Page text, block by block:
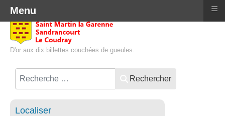
D'or aux dix billettes couchées de gueules.
Rechercher
Localiser
Menu ≡